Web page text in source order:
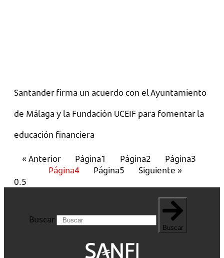
Santander firma un acuerdo con el Ayuntamiento
de Málaga y la Fundación UCEIF para fomentar la
educación financiera
« Anterior Página1 Página2 Página3
Página4 Página5 Siguiente »
Buscar
Buscar